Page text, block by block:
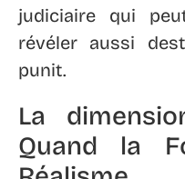
judiciaire qui
révéler aussi
punit.
La
Quand la